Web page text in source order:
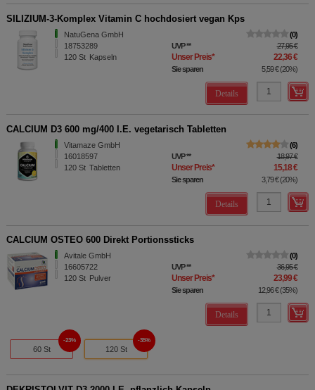
SILIZIUM-3-Komplex Vitamin C hochdosiert vegan Kps
NatuGena GmbH
18753289
120 St Kapseln
0
UVP** 27,95 €
Unser Preis* 22,36 €
Sie sparen 5,59 €(20%)
Details
CALCIUM D3 600 mg/400 I.E. vegetarisch Tabletten
Vitamaze GmbH
16018597
120 St Tabletten
6
UVP** 18,97 €
Unser Preis* 15,18 €
Sie sparen 3,79 €(20%)
Details
CALCIUM OSTEO 600 Direkt Portionssticks
Avitale GmbH
16605722
120 St Pulver
0
UVP** 36,95 €
Unser Preis* 23,99 €
Sie sparen 12,96 €(35%)
Details
60 St
23%
120 St
35%